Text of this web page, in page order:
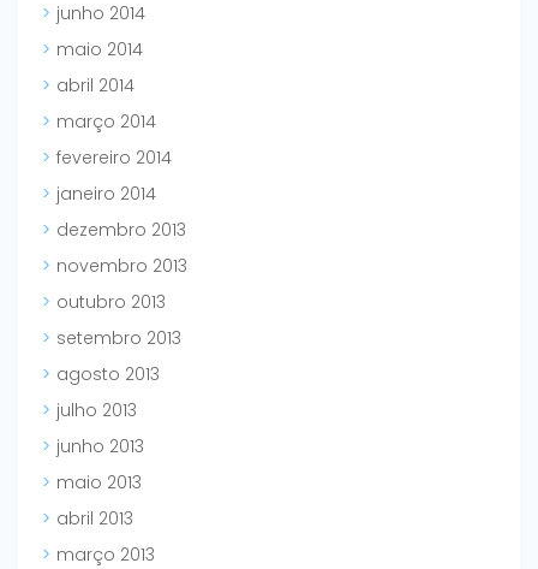
junho 2014
maio 2014
abril 2014
março 2014
fevereiro 2014
janeiro 2014
dezembro 2013
novembro 2013
outubro 2013
setembro 2013
agosto 2013
julho 2013
junho 2013
maio 2013
abril 2013
março 2013